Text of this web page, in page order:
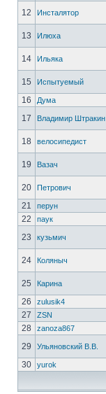
12
Инсталятор
13
Илюха
14
Ильяка
15
Испытуемый
16
Дума
17
Владимир Штракин
18
велосипедист
19
Вазач
20
Петрович
21
перун
22
паук
23
кузьмич
24
Коляныч
25
Карина
26
zulusik4
27
ZSN
28
zanoza867
29
Ульяновский В.В.
30
yurok